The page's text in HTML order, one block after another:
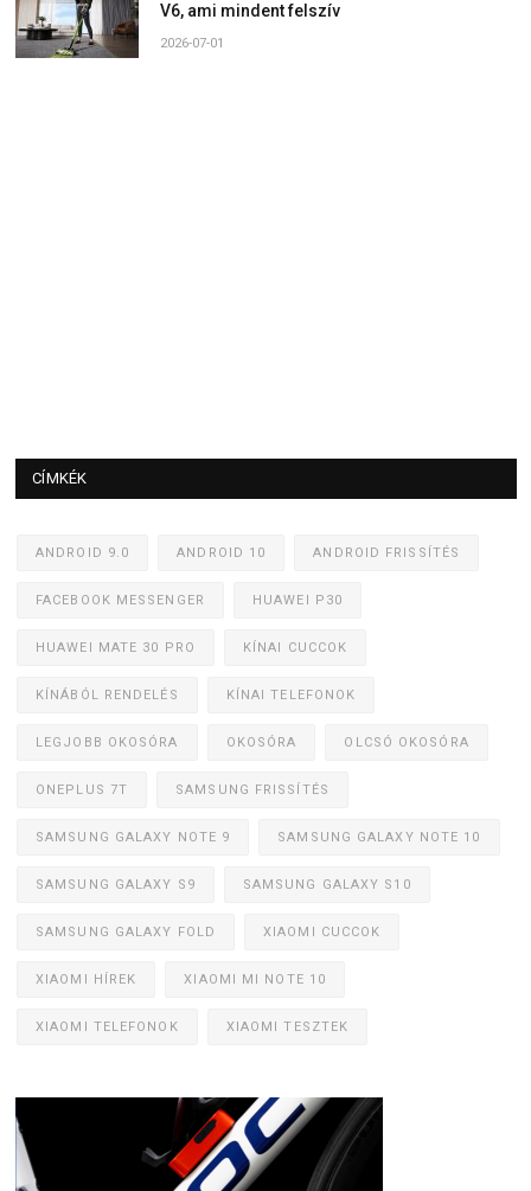
V6, ami mindent felszív
2026-07-01
CÍMKÉK
ANDROID 9.0 ANDROID 10 ANDROID FRISSÍTÉS
FACEBOOK MESSENGER HUAWEI P30
HUAWEI MATE 30 PRO KÍNAI CUCCOK
KÍNÁBÓL RENDELÉS KÍNAI TELEFONOK
LEGJOBB OKOSÓRA OKOSÓRA OLCSÓ OKOSÓRA
ONEPLUS 7T SAMSUNG FRISSÍTÉS
SAMSUNG GALAXY NOTE 9 SAMSUNG GALAXY NOTE 10
SAMSUNG GALAXY S9 SAMSUNG GALAXY S10
SAMSUNG GALAXY FOLD XIAOMI CUCCOK
XIAOMI HÍREK XIAOMI MI NOTE 10
XIAOMI TELEFONOK XIAOMI TESZTEK